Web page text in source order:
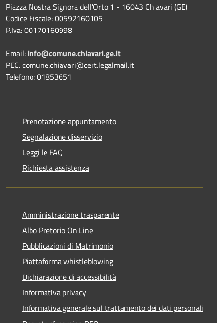
Piazza Nostra Signora dell'Orto 1 - 16043 Chiavari (GE)
Codice Fiscale: 00592160105
P.Iva: 00170160998
Email: info@comune.chiavari.ge.it
PEC: comune.chiavari@cert.legalmail.it
Telefono: 01853651
Prenotazione appuntamento
Segnalazione disservizio
Leggi le FAQ
Richiesta assistenza
Amministrazione trasparente
Albo Pretorio On Line
Pubblicazioni di Matrimonio
Piattaforma whistleblowing
Dichiarazione di accessibilità
Informativa privacy
Informativa generale sul trattamento dei dati personali